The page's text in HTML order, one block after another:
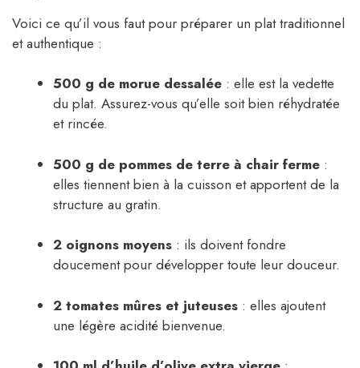
Voici ce qu’il vous faut pour préparer un plat traditionnel
et authentique :
500 g de morue dessalée : elle est la vedette
du plat. Assurez-vous qu’elle soit bien réhydratée
et rincée.
500 g de pommes de terre à chair ferme :
elles tiennent bien à la cuisson et apportent de la
structure au gratin.
2 oignons moyens : ils doivent fondre
doucement pour développer toute leur douceur.
2 tomates mûres et juteuses : elles ajoutent
une légère acidité bienvenue.